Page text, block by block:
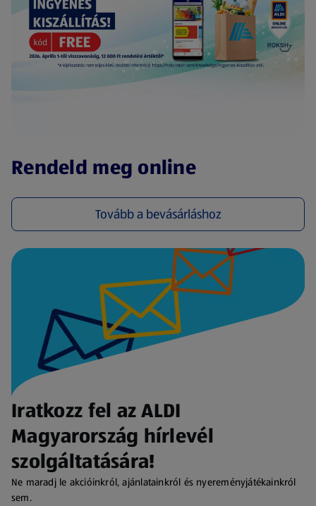
Rendeld meg online
Tovább a bevásárláshoz
(új oldalon nyílik meg)
Iratkozz fel az ALDI
Magyarország hírlevél
szolgáltatására!
Ne maradj le akcióinkról, ajánlatainkról és nyereményjátékainkról
sem.